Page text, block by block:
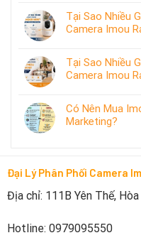
Tại Sao Nhiều
Camera Imou
Tại Sao Nhiều
Camera Imou
Có Nên Mua
Marketing?
Đại Lý Phân Phối Camera
Địa chỉ: 111B Yên Thế,
Hotline: 0979095550